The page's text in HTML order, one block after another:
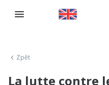
Zpět
La lutte contre